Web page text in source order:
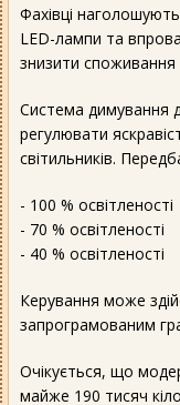
Фахівці
LED-лампи та
знизити споживання
Система димування
регулювати
світильників.
- 100 % освітленості
- 70 % освітленості
- 40 % освітленості
Керування може
запрограмованим
Очікується, що
майже 190 тисяч